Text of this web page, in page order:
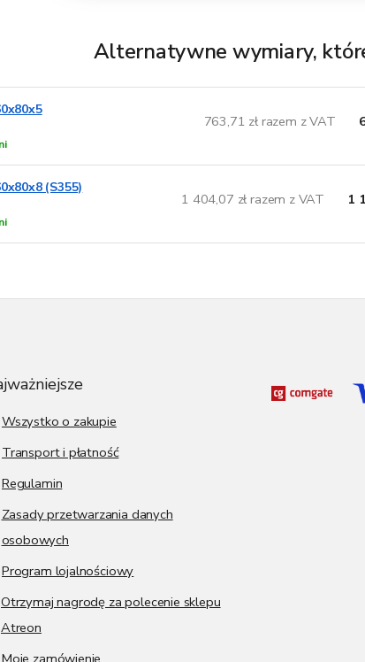
Alternatywne wymiary,
763,71 zł razem z VAT
(S355)
1 404,07 zł razem z VAT 1
Wszystko o zakupie
Transport i płatność
Regulamin
Zasady przetwarzania danych
osobowych
Program lojalnościowy
Otrzymaj nagrodę za polecenie sklepu
Atreon